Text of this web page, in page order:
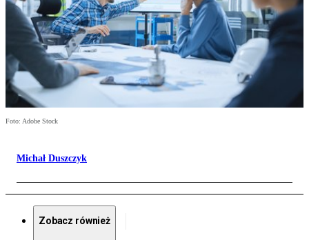
Foto: Adobe Stock
Michał Duszczyk
Zobacz również